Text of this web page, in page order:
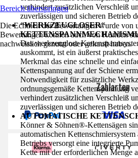
verhindert zusätzlichen Verschleiß
zuverlässigen und sicheren Betrieb
“WERKZEUGLOSER“
Das werkzeuglose
auskommt, ist ein äußerst
Merkmal das eine schnelle und
Kettenspannung auf der Schiene
Notwendigkeit für zusätzliche
ordnungsgemäße Kettenspannung
verhindert zusätzlichen Verschleiß
zuverlässigen und sicheren Betrieb
AUTOMATISCHE
Könner & Söhnen®-Kettensägen
automatischen Kettenschmiersystem
Betriebs versorgt eine integrierte
Kette mit der erforderlichen Menge
Bereich überspringen
Die Echtheit der Bewertungen wurde von
Bewertungen können auch von Kunden
nachweislich genutzt oder gekauft haben.
Zahlarten